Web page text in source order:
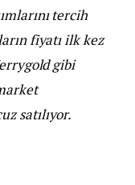
tercih
fiyatı ilk kez
gibi
satılıyor.